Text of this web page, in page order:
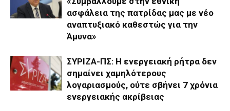
ασφάλεια της πατρίδας μας με νέο
αναπτυξιακό καθεστώς για την
Άμυνα»
ΣΥΡΙΖΑ-ΠΣ: Η ενεργειακή ρήτρα δεν
σημαίνει χαμηλότερους
λογαριασμούς, ούτε σβήνει 7 χρόνια
ενεργειακής ακρίβειας